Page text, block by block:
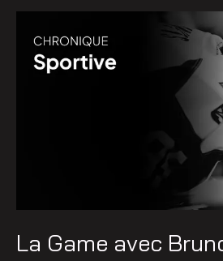
« Au-delà des 96 M$, c’est
Vincent Bourassa raconte les
Le service d’accouchement
Dieu d’Arthabaska
La Game avec